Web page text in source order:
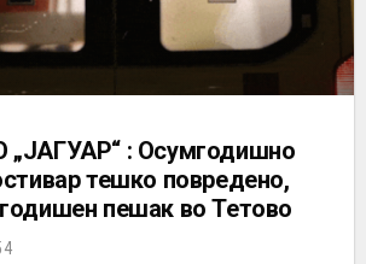
: Осумгодишно
тешко повредено,
повреден 71-годишен пешак во Тетово